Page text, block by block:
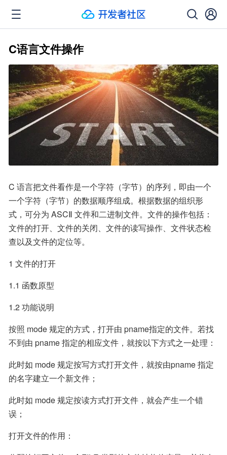
C语言文件操作
C 语言把文件看作是一个字符（字节）的序列，即由一个
一个字符（字节）的数据顺序组成。根据数据的组织形
式，可分为 ASCⅡ 文件和二进制文件。文件的操作包括：
文件的打开、文件的关闭、文件的读写操作、文件状态检
查以及文件的定位等。
1 文件的打开
1.1 函数原型
1.2 功能说明
按照 mode 规定的方式，打开由 pname指定的文件。若找
不到由 pname 指定的相应文件，就按以下方式之一处理：
此时如 mode 规定按写方式打开文件，就按由pname 指定
的名字建立一个新文件；
此时如 mode 规定按读方式打开文件，就会产生一个错
误；
打开文件的作用：